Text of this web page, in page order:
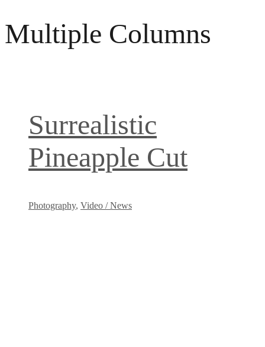
Multiple Columns
Surrealistic
Pineapple Cut
Photography, Video / News